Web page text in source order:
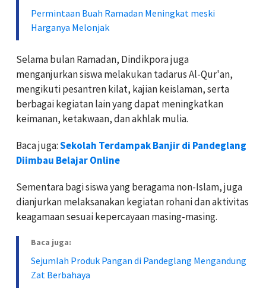
Permintaan Buah Ramadan Meningkat meski
Harganya Melonjak
Selama bulan Ramadan, Dindikpora juga
menganjurkan siswa melakukan tadarus Al-Qur'an,
mengikuti pesantren kilat, kajian keislaman, serta
berbagai kegiatan lain yang dapat meningkatkan
keimanan, ketakwaan, dan akhlak mulia.
Baca juga:Sekolah Terdampak Banjir di Pandeglang
Diimbau Belajar Online
Sementara bagi siswa yang beragama non-Islam, juga
dianjurkan melaksanakan kegiatan rohani dan aktivitas
keagamaan sesuai kepercayaan masing-masing.
Baca juga:
Sejumlah Produk Pangan di Pandeglang Mengandung
Zat Berbahaya